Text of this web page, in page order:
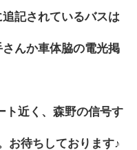
追記されているバスは
んか車体脇の電光掲
ト近く、森野の信号す
お待ちしております♪